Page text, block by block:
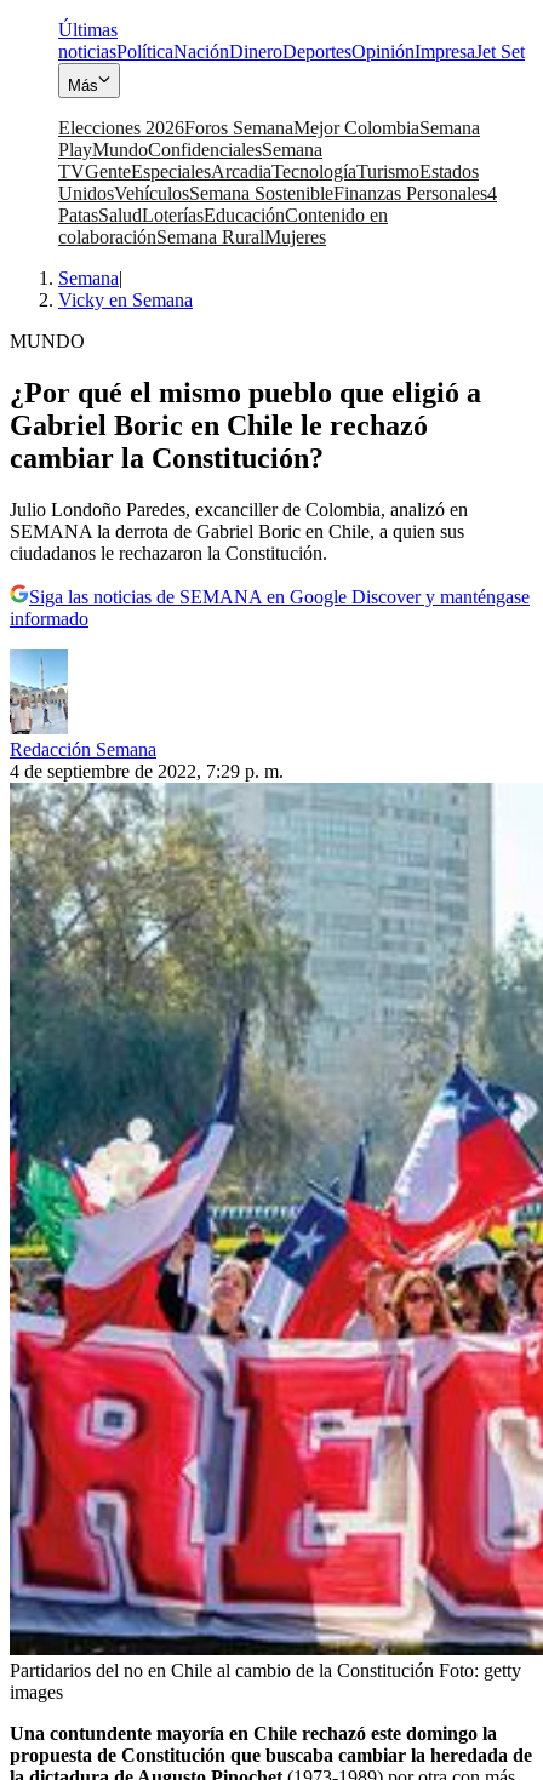
Últimas
noticiasPolíticaNaciónDineroDeportesOpiniónImpresaJet Set
Más
Elecciones 2026Foros SemanaMejor ColombiaSemana
PlayMundoConfidencialesSemana
TVGenteEspecialesArcadiaTecnologíaTurismoEstados
UnidosVehículosSemana SostenibleFinanzas Personales4
PatasSaludLoteríasEducaciónContenido en
colaboraciónSemana RuralMujeres
Semana|
Vicky en Semana
MUNDO
¿Por qué el mismo pueblo que eligió a
Gabriel Boric en Chile le rechazó
cambiar la Constitución?
Julio Londoño Paredes, excanciller de Colombia, analizó en
SEMANA la derrota de Gabriel Boric en Chile, a quien sus
ciudadanos le rechazaron la Constitución.
Siga las noticias de SEMANA en Google Discover y manténgase
informado
Redacción Semana
4 de septiembre de 2022, 7:29 p. m.
Partidarios del no en Chile al cambio de la Constitución Foto: getty
images
Una contundente mayoría en Chile rechazó este domingo la
propuesta de Constitución que buscaba cambiar la heredada de